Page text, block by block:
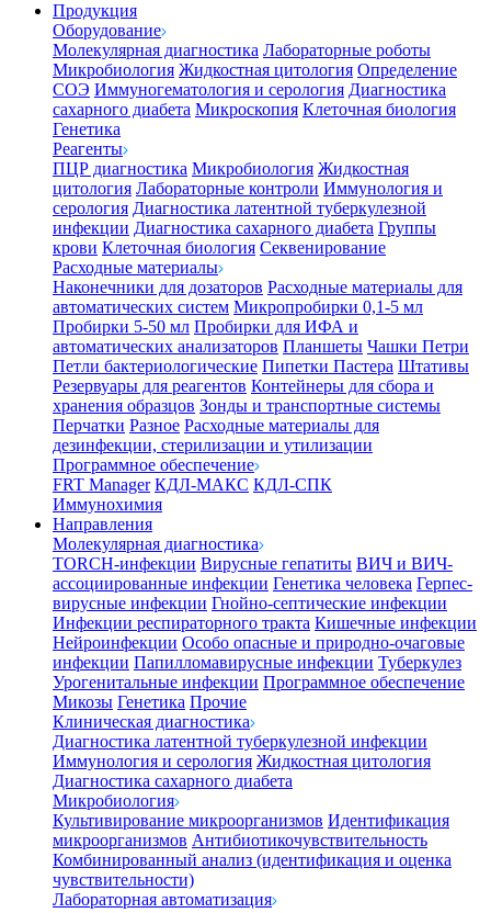
Продукция
Оборудование
Молекулярная диагностика Лабораторные роботы
Микробиология Жидкостная цитология Определение
СОЭ Иммуногематология и серология Диагностика
сахарного диабета Микроскопия Клеточная биология
Генетика
Реагенты
ПЦР диагностика Микробиология Жидкостная
цитология Лабораторные контроли Иммунология и
серология Диагностика латентной туберкулезной
инфекции Диагностика сахарного диабета Группы
крови Клеточная биология Секвенирование
Расходные материалы
Наконечники для дозаторов Расходные материалы для
автоматических систем Микропробирки 0,1-5 мл
Пробирки 5-50 мл Пробирки для ИФА и
автоматических анализаторов Планшеты Чашки Петри
Петли бактериологические Пипетки Пастера Штативы
Резервуары для реагентов Контейнеры для сбора и
хранения образцов Зонды и транспортные системы
Перчатки Разное Расходные материалы для
дезинфекции, стерилизации и утилизации
Программное обеспечение
FRT Manager КДЛ-МАКС КДЛ-СПК
Иммунохимия
Направления
Молекулярная диагностика
TORCH-инфекции Вирусные гепатиты ВИЧ и ВИЧ-
ассоциированные инфекции Генетика человека Герпес-
вирусные инфекции Гнойно-септические инфекции
Инфекции респираторного тракта Кишечные инфекции
Нейроинфекции Особо опасные и природно-очаговые
инфекции Папилломавирусные инфекции Туберкулез
Урогенитальные инфекции Программное обеспечение
Микозы Генетика Прочие
Клиническая диагностика
Диагностика латентной туберкулезной инфекции
Иммунология и серология Жидкостная цитология
Диагностика сахарного диабета
Микробиология
Культивирование микроорганизмов Идентификация
микроорганизмов Антибиотикочувствительность
Комбинированный анализ (идентификация и оценка
чувствительности)
Лабораторная автоматизация